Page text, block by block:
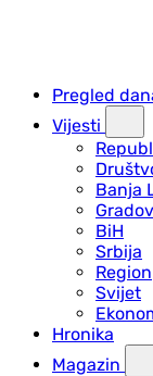
Pregled
Vijesti
Banja
BiH
Srbija
Region
Svijet
Hronika
Magazin